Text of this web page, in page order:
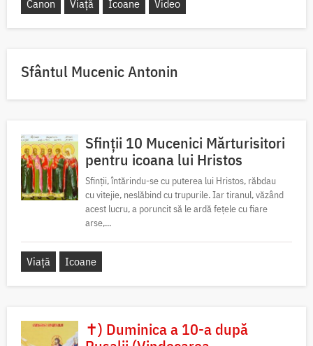
Canon Viață Icoane Video
Sfântul Mucenic Antonin
Sfinții 10 Mucenici Mărturisitori
pentru icoana lui Hristos
Sfinții, întărindu-se cu puterea lui Hristos, răbdau
cu vitejie, neslăbind cu trupurile. Iar tiranul, văzând
acest lucru, a poruncit să le ardă fețele cu fiare
arse,...
Viață Icoane
✝) Duminica a 10-a după